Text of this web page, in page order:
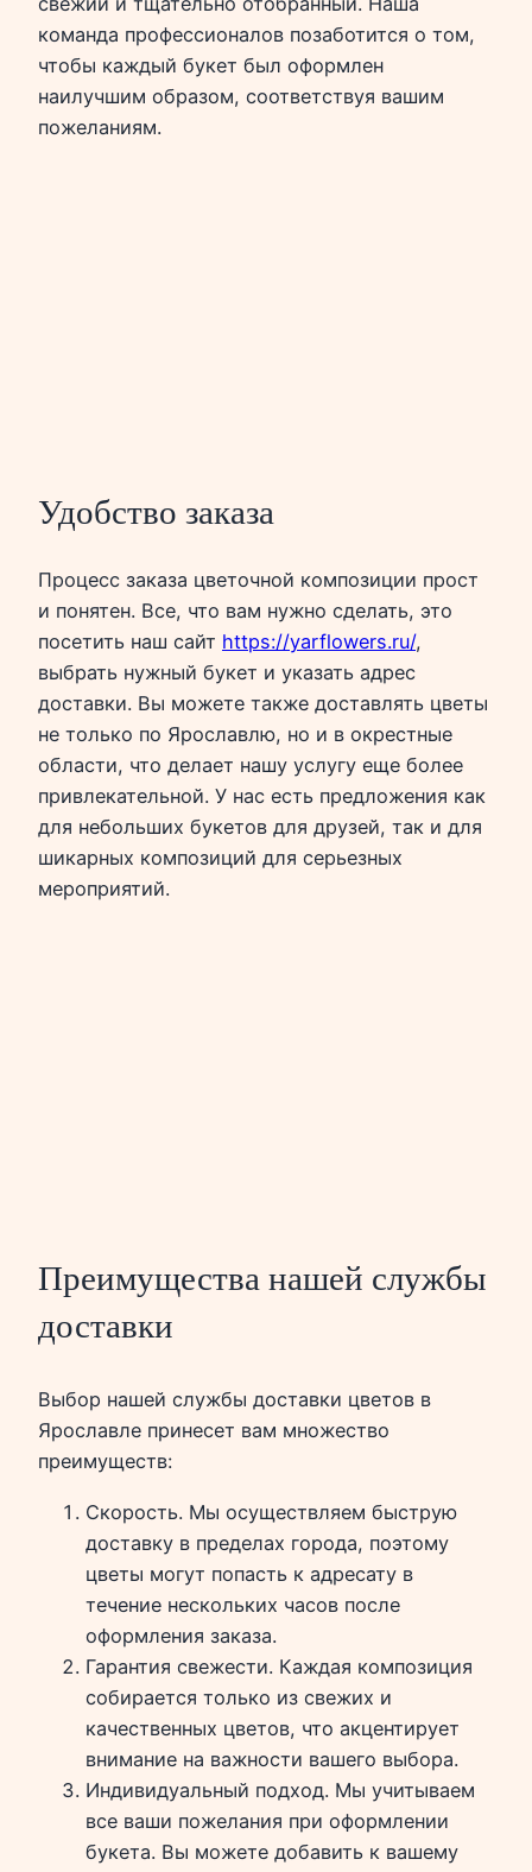
команда профессионалов позаботится о том,
чтобы каждый букет был оформлен
наилучшим образом, соответствуя вашим
пожеланиям.
Удобство заказа
Процесс заказа цветочной композиции прост
и понятен. Все, что вам нужно сделать, это
посетить наш сайт https://yarflowers.ru/,
выбрать нужный букет и указать адрес
доставки. Вы можете также доставлять цветы
не только по Ярославлю, но и в окрестные
области, что делает нашу услугу еще более
привлекательной. У нас есть предложения как
для небольших букетов для друзей, так и для
шикарных композиций для серьезных
мероприятий.
Преимущества нашей службы
доставки
Выбор нашей службы доставки цветов в
Ярославле принесет вам множество
преимуществ:
Скорость. Мы осуществляем быструю
доставку в пределах города, поэтому
цветы могут попасть к адресату в
течение нескольких часов после
оформления заказа.
Гарантия свежести. Каждая композиция
собирается только из свежих и
качественных цветов, что акцентирует
внимание на важности вашего выбора.
Индивидуальный подход. Мы учитываем
все ваши пожелания при оформлении
букета. Вы можете добавить к вашему